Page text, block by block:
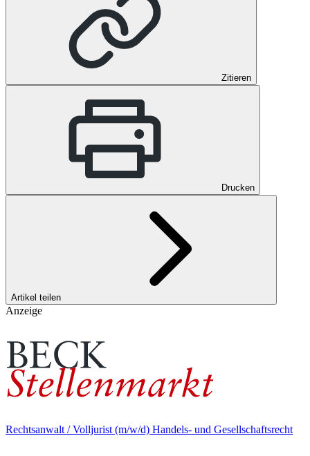
Zitieren
Drucken
Artikel teilen
Anzeige
Rechtsanwalt / Volljurist (m/w/d) Handels- und Gesellschaftsrecht